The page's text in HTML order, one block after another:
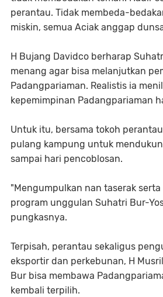
perantau. Tidak membeda-
miskin, semua Aciak anggap
H Bujang Davidco berharap
menang agar bisa melanjutkan
Padangpariaman. Realistis ia
kepemimpinan Padangpariaman
Untuk itu, bersama tokoh
pulang kampung untuk
sampai hari pencoblosan.
"Mengumpulkan nan taserak
program unggulan Suhatri Bur-
pungkasnya.
Terpisah, perantau sekaligus
eksportir dan perkebunan, H
Bur bisa membawa
kembali terpilih.